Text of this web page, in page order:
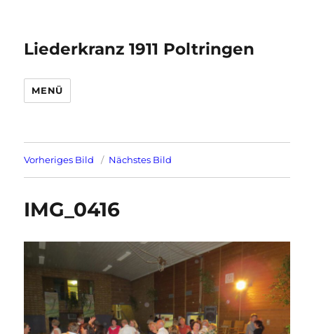
Liederkranz 1911 Poltringen
MENÜ
Vorheriges Bild Nächstes Bild
IMG_0416